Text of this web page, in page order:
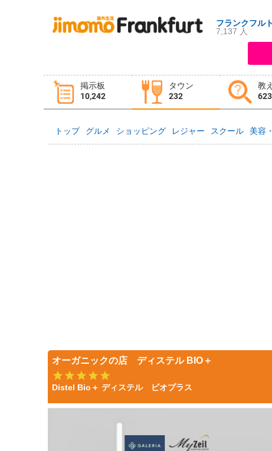
フランクフル
7,137 人
掲示板
10,242
タウン
232
教
623
タウン情報 教えて！
イベント 求人
トップ グルメ ショッピング レジャー スクール 美容
オーガニックの店 ディステル BIO＋
Distel Bio＋ ディステル ビオプラス